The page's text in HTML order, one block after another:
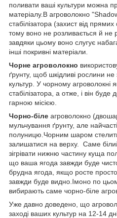
поливати ваші культури можна
матеріалу.В агроволокно
стабілізатора (захист від
тому воно не розливається й не
завдяки цьому воно слугує
інші покривні матеріали.
Чорне агроволокно
ґрунту, щоб шкідливі рослини
культур. У чорному агроволокні
стабілізатора, а отже, і він буде
гарною місією.
Чорно-біле агроволокно
мульчування ґрунту, але
полуницю.Чорним шаром
залишатися на верху. Саме
зігрівати нижню частину куща
що ваша ягода завжди буде
брудна ягода, якщо росте просто
завжди буде видно.Імоно по
вибирають саме чорно-біле
Уже давно доведено, що
заході ваших культур на 12-14